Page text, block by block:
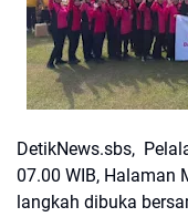
DetikNews.sbs,
07.00 WIB, Halaman
langkah dibuka